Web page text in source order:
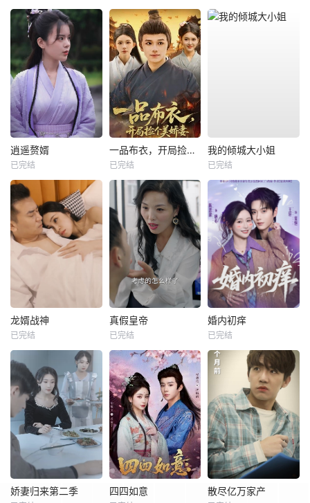
逍遥赘婿
已完结
一品布衣，开局捡个美娇妻
已完结
我的倾城大小姐
已完结
龙婿战神
已完结
真假皇帝
已完结
婚内初痒
已完结
娇妻归来第二季 四四如意 散尽亿万家产